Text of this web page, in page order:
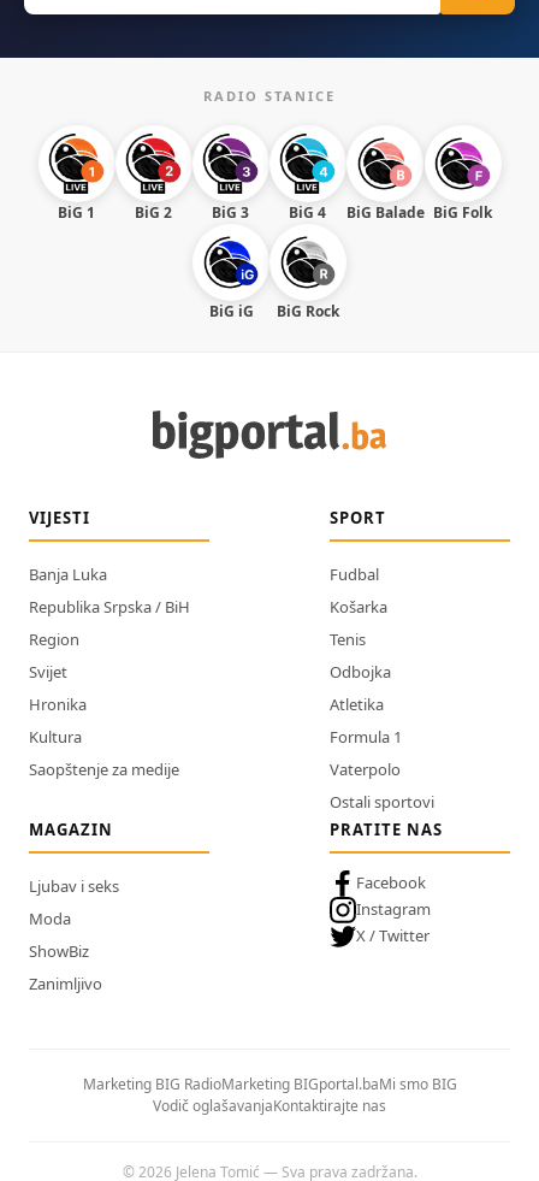
RADIO STANICE
BiG 1 BiG 2 BiG 3 BiG 4 BiG Balade BiG Folk
BiG iG BiG Rock
VIJESTI
Banja Luka
Republika Srpska / BiH
Region
Svijet
Hronika
Kultura
Saopštenje za medije
SPORT
Fudbal
Košarka
Tenis
Odbojka
Atletika
Formula 1
Vaterpolo
Ostali sportovi
MAGAZIN
Ljubav i seks
Moda
ShowBiz
Zanimljivo
PRATITE NAS
Facebook
Instagram
X / Twitter
Marketing BIG RadioMarketing BIGportal.baMi smo BIG
Vodič oglašavanjaKontaktirajte nas
© 2026 Jelena Tomić — Sva prava zadržana.